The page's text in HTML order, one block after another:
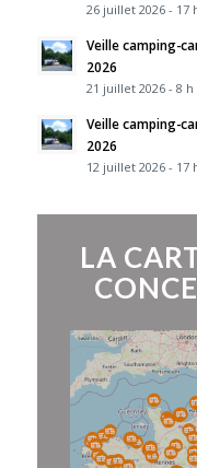
26 juillet 2026 - 17
Veille camping-
2026
21 juillet 2026 - 8 h
Veille camping-
2026
12 juillet 2026 - 17
LA